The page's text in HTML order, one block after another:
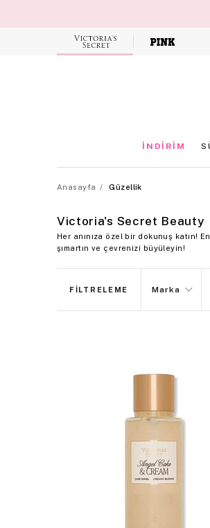
Victoria's
Secret
İNDİRİM
Anasayfa Güzellik
Victoria's Secret Beauty
Her anınıza özel bir dokunuş katın!
şımartın ve çevrenizi büyüleyin!
FILTRELEME Marka